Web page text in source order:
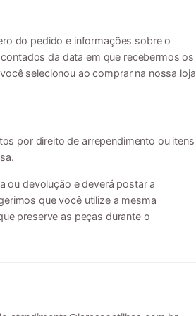
do pedido e informações sobre o
da data em que recebermos os
selecionou ao comprar na nossa loja
por direito de arrependimento ou itens
ou devolução e deverá postar a
que você utilize a mesma
preserve as peças durante o